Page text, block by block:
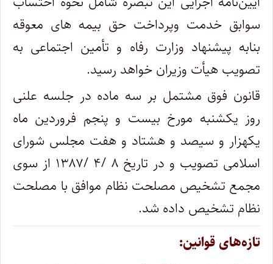
سوابق خدمت وپرداخت حق بیمه های معوقه
بنابه پیشنهاد وزارت رفاه و تأمین اجتماعی به
تصویب هیأت وزیران خواهد رسید.
قانون فوق مشتمل بر سه ماده در جلسه علنی
روز یکشنبه مورخ بیست و پنجم فروردین ماه
یکهزار و سیصد و هشتاد و هفت مجلس شورای
اسلامی تصویب و در تاریخ ۸ /۴ /۱۳۸۷ از سوی
مجمع تشخیص مصلحت نظام موافق با مصلحت
نظام تشخیص داده شد.
تازه‌های قوانین: